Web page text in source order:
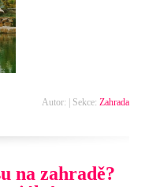
Autor: | Sekce: Zahrada
na zahradě?